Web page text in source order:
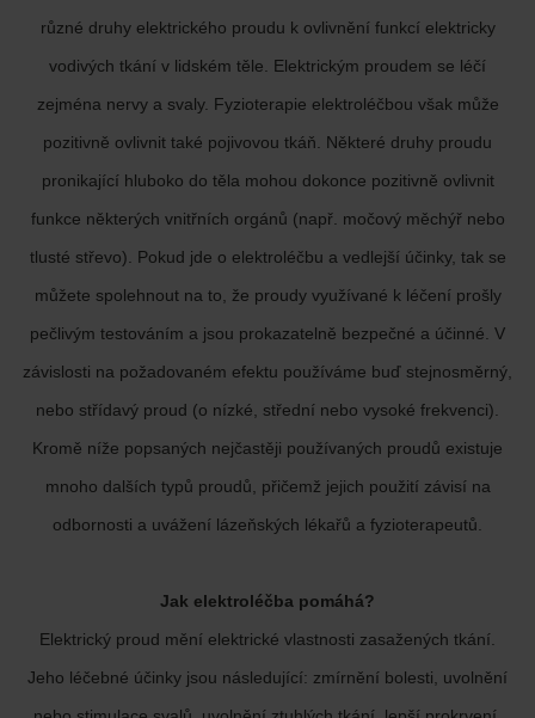
různé druhy elektrického proudu k ovlivnění funkcí elektricky
vodivých tkání v lidském těle. Elektrickým proudem se léčí
zejména nervy a svaly. Fyzioterapie elektroléčbou však může
pozitivně ovlivnit také pojivovou tkáň. Některé druhy proudu
pronikající hluboko do těla mohou dokonce pozitivně ovlivnit
funkce některých vnitřních orgánů (např. močový měchýř nebo
tlusté střevo). Pokud jde o elektroléčbu a vedlejší účinky, tak se
můžete spolehnout na to, že proudy využívané k léčení prošly
pečlivým testováním a jsou prokazatelně bezpečné a účinné. V
závislosti na požadovaném efektu používáme buď stejnosměrný,
nebo střídavý proud (o nízké, střední nebo vysoké frekvenci).
Kromě níže popsaných nejčastěji používaných proudů existuje
mnoho dalších typů proudů, přičemž jejich použití závisí na
odbornosti a uvážení lázeňských lékařů a fyzioterapeutů.
Jak elektroléčba pomáhá?
Elektrický proud mění elektrické vlastnosti zasažených tkání.
Jeho léčebné účinky jsou následující: zmírnění bolesti, uvolnění